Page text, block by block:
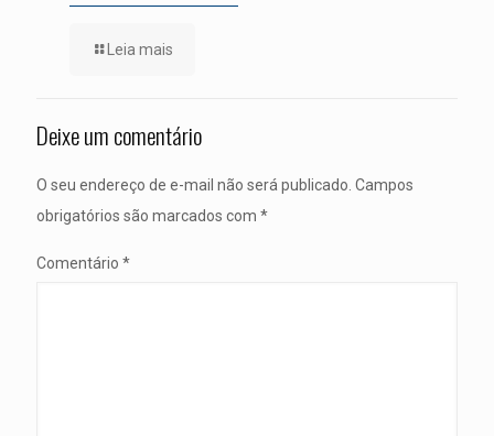
Leia mais
Deixe um comentário
O seu endereço de e-mail não será publicado. Campos
obrigatórios são marcados com *
Comentário *